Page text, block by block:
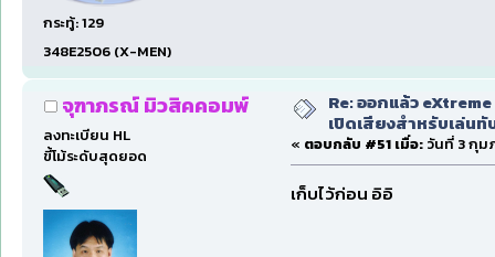
กระทู้: 129
348E2506 (X-MEN)
จุฑาภรณ์ มิวสิคคอมพ์
ลงทะเบียน HL
ขี้โม้ระดับสุดยอด
Re: ออกแล้ว
เปิดเสียงสำหรับเล่น
« ตอบกลับ #51 เมื่อ: วันที่ 3 กุม
เก็บไว้ก่อน อิอิ